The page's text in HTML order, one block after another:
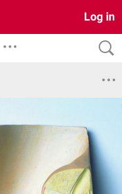
Log in